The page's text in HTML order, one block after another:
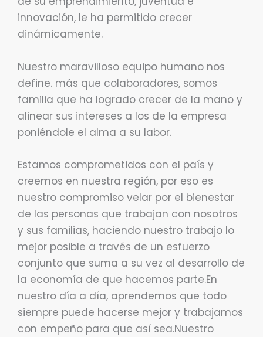
innovación, le ha permitido crecer
dinámicamente.
Nuestro maravilloso equipo humano nos
define. más que colaboradores, somos
familia que ha logrado crecer de la mano y
alinear sus intereses a los de la empresa
poniéndole el alma a su labor.
Estamos comprometidos con el país y
creemos en nuestra región, por eso es
nuestro compromiso velar por el bienestar
de las personas que trabajan con nosotros
y sus familias, haciendo nuestro trabajo lo
mejor posible a través de un esfuerzo
conjunto que suma a su vez al desarrollo de
la economía de que hacemos parte.En
nuestro día a día, aprendemos que todo
siempre puede hacerse mejor y trabajamos
con empeño para que así sea.Nuestro